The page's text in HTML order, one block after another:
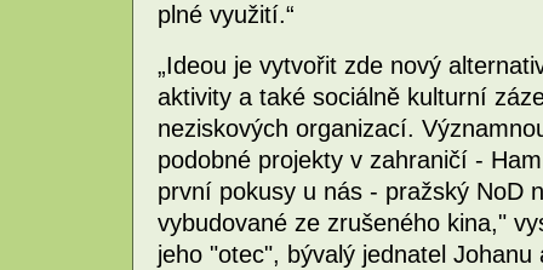
plné využití.“
„Ideou je vytvořit zde nový
aktivity a také sociálně kulturní
neziskových organizací.
podobné projekty v zahraničí -
první pokusy u nás - pražský NoD
vybudované ze zrušeného kina,"
jeho "otec", bývalý jednatel